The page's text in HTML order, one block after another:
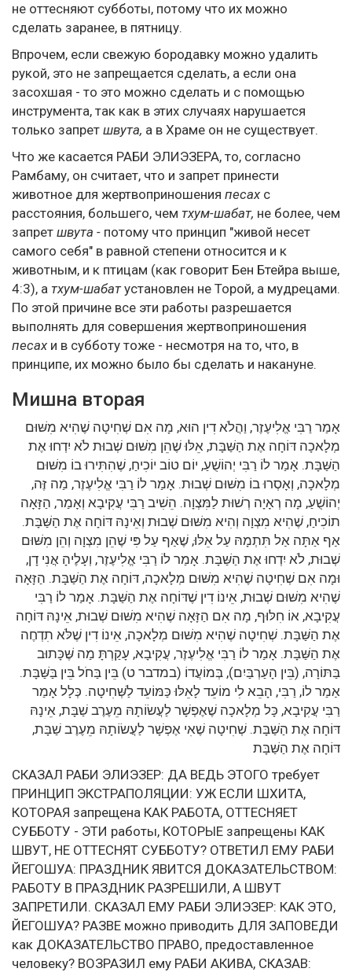
не оттесняют субботы, потому что их можно
сделать заранее, в пятницу.
Впрочем, если свежую бородавку можно удалить
рукой, это не запрещается сделать, а если она
засохшая - то это можно сделать и с помощью
инструмента, так как в этих случаях нарушается
только запрет швута, а в Храме он не существует.
Что же касается РАБИ ЭЛИЭЗЕРА, то, согласно
Рамбаму, он считает, что и запрет принести
животное для жертвоприношения песах с
расстояния, большего, чем тхум-шабат, не более, чем
запрет швута - потому что принцип "живой несет
самого себя" в равной степени относится и к
животным, и к птицам (как говорит Бен Бтейра выше,
4:3), а тхум-шабатустановлен не Торой, а мудрецами.
По этой причине все эти работы разрешается
выполнять для совершения жертвоприношения
песах и в субботу тоже - несмотря на то, что, в
принципе, их можно было бы сделать и накануне.
Мишна вторая
אָמַר רַבִּי אֱלִיעֶזֶר, וַהֲלֹא דִין הוּא, מָה אִם שְׁחִיטָה שֶׁהִיא מִשּׁוּם
מְלָאכָה דּוֹחָה אֶת הַשַּׁבָּת, אֵלּוּ שֶׁהֵן מִשּׁוּם שְׁבוּת לֹא יִדְחוּ אֶת
הַשַּׁבָּת. אָמַר לוֹ רַבִּי יְהוֹשֻׁעַ, יוֹם טוֹב יוֹכִיחַ, שֶׁהִתִּירוּ בוֹ מִשּׁוּם
מְלָאכָה, וְאָסְרוּ בוֹ מִשּׁוּם שְׁבוּת. אָמַר לוֹ רַבִּי אֱלִיעֶזֶר, מַה זֶּה,
יְהוֹשֻׁעַ, מָה רְאָיָה רְשׁוּת לַמִּצְוָה. הֵשִׁיב רַבִּי עֲקִיבָא וְאָמַר, הַזָּאָה
תוֹכִיחַ, שֶׁהִיא מִצְוָה וְהִיא מִשּׁוּם שְׁבוּת וְאֵינָהּ דּוֹחָה אֶת הַשַּׁבָּת.
אַף אַתָּה אַל תִּתְמָהּ עַל אֵלּוּ, שֶׁאַף עַל פִּי שֶׁהֵן מִצְוָה וְהֵן מִשּׁוּם
שְׁבוּת, לֹא יִדְחוּ אֶת הַשַּׁבָּת. אָמַר לוֹ רַבִּי אֱלִיעֶזֶר, וְעָלֶיהָ אֲנִי דָן,
וּמָה אִם שְׁחִיטָה שֶׁהִיא מִשּׁוּם מְלָאכָה, דּוֹחָה אֶת הַשַּׁבָּת. הַזָּאָה
שֶׁהִיא מִשּׁוּם שְׁבוּת, אֵינוֹ דִין שֶׁדּוֹחָה אֶת הַשַּׁבָּת. אָמַר לוֹ רַבִּי
עֲקִיבָא, אוֹ חִלּוּף, מָה אִם הַזָּאָה שֶׁהִיא מִשּׁוּם שְׁבוּת, אֵינָהּ דּוֹחָה
אֶת הַשַּׁבָּת. שְׁחִיטָה שֶׁהִיא מִשּׁוּם מְלָאכָה, אֵינוֹ דִין שֶׁלֹּא תִדְחֶה
אֶת הַשַּׁבָּת. אָמַר לוֹ רַבִּי אֱלִיעֶזֶר, עֲקִיבָא, עָקַרְתָּ מַה שֶּׁכָּתוּב
בַּתּוֹרָה, (בֵּין הָעַרְבַּיִם), בְּמוֹעֲדוֹ (במדבר ט) בֵּין בַּחֹל בֵּין בַּשַּׁבָּת.
אַמַר לוֹ, רַבִּי, הָבֵא לִי מוֹעֵד לָאֵלּוּ כַּמּוֹעֵד לַשְּׁחִיטָה. כְּלָל אָמַר
רַבִּי עֲקִיבָא, כָּל מְלָאכָה שֶׁאֶפְשָׁר לַעֲשׂוֹתָהּ מֵעֶרֶב שַׁבָּת, אֵינָהּ
דּוֹחָה אֶת הַשַּׁבָּת. שְׁחִיטָה שֶׁאִי אֶפְשָׁר לַעֲשׂוֹתָהּ מֵעֶרֶב שַׁבָּת,
דּוֹחָה אֶת הַשַּׁבָּת
СКАЗАЛ РАБИ ЭЛИЭЗЕР: ДА ВЕДЬ ЭТОГО требует
ПРИНЦИП ЭКСТРАПОЛЯЦИИ: УЖ ЕСЛИ ШХИТА,
КОТОРАЯ запрещена КАК РАБОТА, ОТТЕСНЯЕТ
СУББОТУ - ЭТИ работы, КОТОРЫЕ запрещены КАК
ШВУТ, НЕ ОТТЕСНЯТ СУББОТУ? ОТВЕТИЛ ЕМУ РАБИ
ЙЕГОШУА: ПРАЗДНИК ЯВИТСЯ ДОКАЗАТЕЛЬСТВОМ:
РАБОТУ В ПРАЗДНИК РАЗРЕШИЛИ, А ШВУТ
ЗАПРЕТИЛИ. СКАЗАЛ ЕМУ РАБИ ЭЛИЭЗЕР: КАК ЭТО,
ЙЕГОШУА? РАЗВЕ можно приводить ДЛЯ ЗАПОВЕДИ
как ДОКАЗАТЕЛЬСТВО ПРАВО, предоставленное
человеку? ВОЗРАЗИЛ ему РАБИ АКИВА, СКАЗАВ: